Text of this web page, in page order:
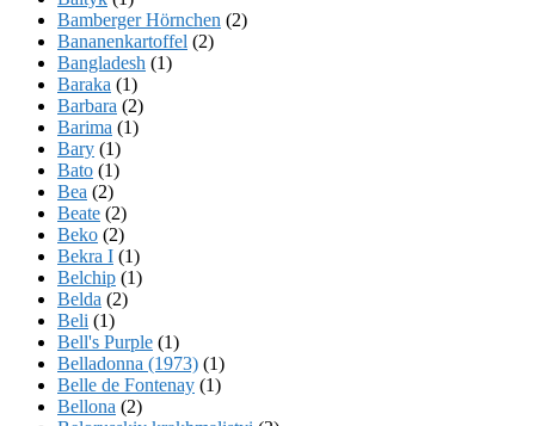
Bamberger Hörnchen (2)
Bananenkartoffel (2)
Bangladesh (1)
Baraka (1)
Barbara (2)
Barima (1)
Bary (1)
Bato (1)
Bea (2)
Beate (2)
Beko (2)
Bekra I (1)
Belchip (1)
Belda (2)
Beli (1)
Bell's Purple (1)
Belladonna (1973) (1)
Belle de Fontenay (1)
Bellona (2)